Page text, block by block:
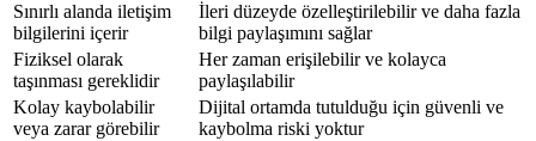
Sınırlı alanda iletişim
bilgilerini içerir
İleri düzeyde özelleştirilebilir ve daha fazla
bilgi paylaşımını sağlar
Fiziksel olarak
taşınması gereklidir
Her zaman erişilebilir ve kolayca
paylaşılabilir
Kolay kaybolabilir
veya zarar görebilir
Dijital ortamda tutulduğu için güvenli ve
kaybolma riski yoktur